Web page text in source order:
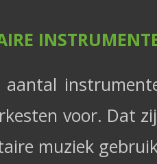
aantal
voor. Dat
muziek